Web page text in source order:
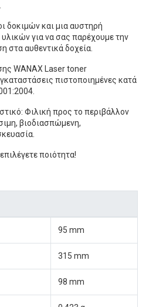
δοκιμών και μια αυστηρή
για να σας παρέχουμε την
στα αυθεντικά δοχεία.
WANAX Laser toner
πιστοποιημένες κατά
Φιλική προς το περιβάλλον
βιοδιασπώμενη,
ποιότητα!
95 mm
315 mm
98 mm